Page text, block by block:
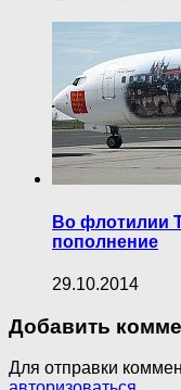
Во флотилии
пополнение
29.10.2014
Добавить
Для отправки